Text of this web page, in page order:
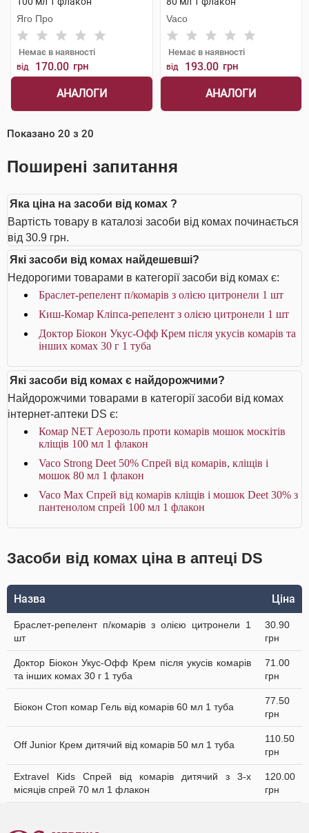
Яго Про
Немає в наявності
від 170.00 грн
АНАЛОГИ
Vaco
Немає в наявності
від 193.00 грн
АНАЛОГИ
Показано 20 з 20
Поширені запитання
Яка ціна на засоби від комах ?
Вартість товару в каталозі засоби від комах починається
від 30.9 грн.
Які засоби від комах найдешевші?
Недорогими товарами в категорії засоби від комах є:
Браслет-репелент п/комарів з олією цитронели 1 шт
Киш-Комар Кліпса-репелент з олією цитронели 1 шт
Доктор Біокон Укус-Офф Крем після укусів комарів та
інших комах 30 г 1 туба
Які засоби від комах є найдорожчими?
Найдорожчими товарами в категорії засоби від комах
інтернет-аптеки DS є:
Комар NET Аерозоль проти комарів мошок москітів
кліщів 100 мл 1 флакон
Vaco Strong Deet 50% Спрей від комарів, кліщів і
мошок 80 мл 1 флакон
Vaco Max Спрей від комарів кліщів і мошок Deet 30% з
пантенолом спрей 100 мл 1 флакон
Засоби від комах ціна в аптеці DS
Назва Ціна
Браслет-репелент п/комарів з олією цитронели 1
шт
30.90
грн
Доктор Біокон Укус-Офф Крем після укусів комарів
та інших комах 30 г 1 туба
71.00
грн
Біокон Стоп комар Гель від комарів 60 мл 1 туба
77.50
грн
Off Junior Крем дитячий від комарів 50 мл 1 туба
110.50
грн
Extravel Kids Спрей від комарів дитячий з 3-х
місяців спрей 70 мл 1 флакон
120.00
грн